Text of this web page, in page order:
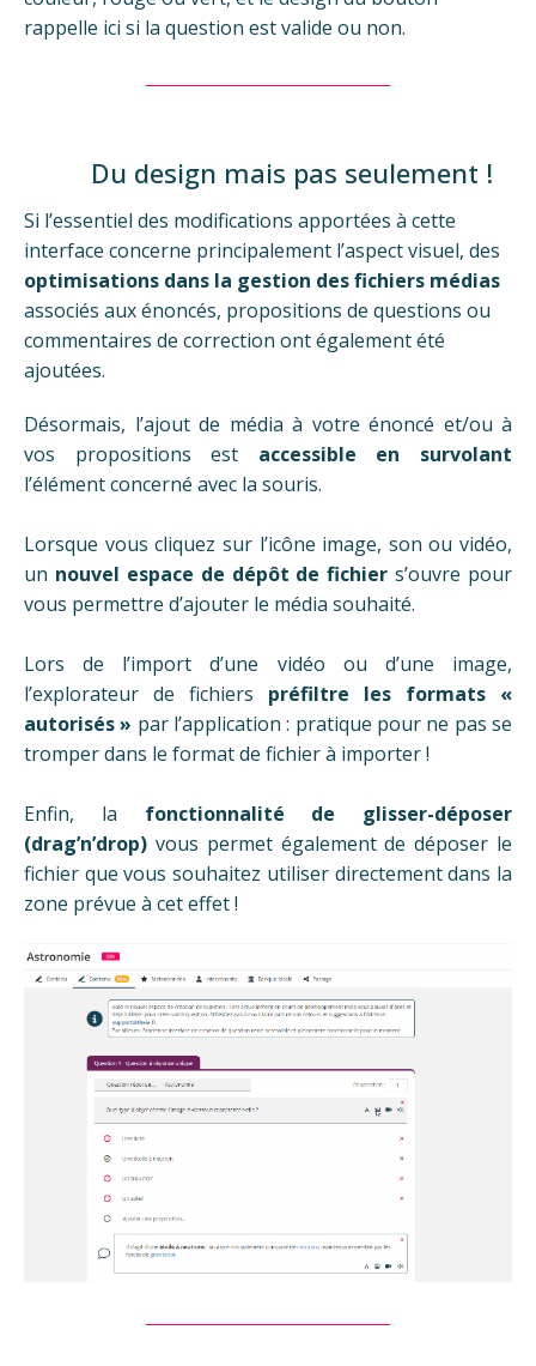
rappelle ici si la question est valide ou non.
Du design mais pas seulement !
Si l’essentiel des modifications apportées à cette
interface concerne principalement l’aspect visuel, des
optimisations dans la gestion des fichiers médias
associés aux énoncés, propositions de questions ou
commentaires de correction ont également été
ajoutées.
Désormais, l’ajout de média à votre énoncé et/ou à
vos propositions est accessible en survolant
l’élément concerné avec la souris.
Lorsque vous cliquez sur l’icône image, son ou vidéo,
un nouvel espace de dépôt de fichier s’ouvre pour
vous permettre d’ajouter le média souhaité.
Lors de l’import d’une vidéo ou d’une image,
l’explorateur de fichiers préfiltre les formats «
autorisés » par l’application : pratique pour ne pas se
tromper dans le format de fichier à importer !
Enfin, la fonctionnalité de glisser-déposer
(drag’n’drop) vous permet également de déposer le
fichier que vous souhaitez utiliser directement dans la
zone prévue à cet effet !